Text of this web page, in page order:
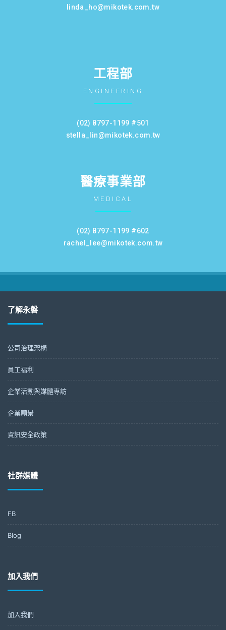
linda_ho@mikotek.com.tw
工程部
ENGINEERING
(02) 8797-1199 #501
stella_lin@mikotek.com.tw
醫療事業部
MEDICAL
(02) 8797-1199 #602
rachel_lee@mikotek.com.tw
了解永磐
公司治理架構
員工福利
企業活動與媒體專訪
企業願景
資訊安全政策
社群媒體
FB
Blog
加入我們
加入我們